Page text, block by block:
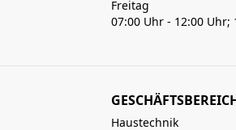
Freitag
07:00 Uhr - 12:00 Uhr;
Haustechnik